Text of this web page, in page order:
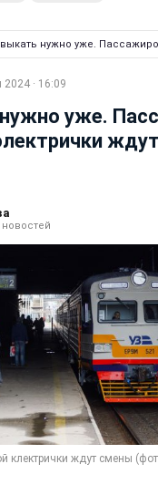
нужно уже.
2024 · 16:09
уже.
клектрички ждут смены